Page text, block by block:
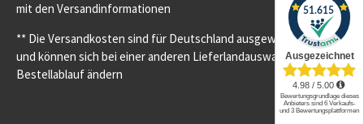
mit den Versandinformationen
** Die Versandkosten sind für Deutschland ausgewiesen
und können sich bei einer anderen Lieferlandauswahl im
Bestellablauf ändern